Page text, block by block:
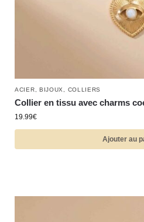
ACIER BIJOUX COLLIERS
Collier en tissu avec charms
19.99€
Ajouter au